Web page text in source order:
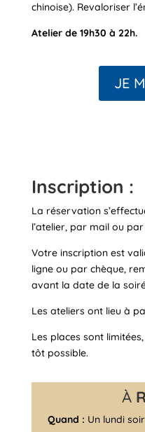
chinoise). Revaloriser
Atelier de 19h30 à 22h.
JE
Inscription :
La réservation
l’atelier, par mail ou
Votre inscription est
ligne ou par chèque,
avant la date de la
Les ateliers ont lieu à
Les places sont
tôt possible.
À
Quand : Un lundi